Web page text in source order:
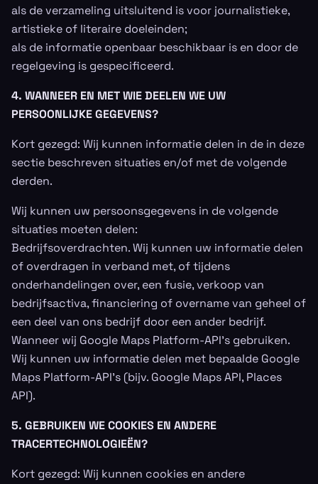
als de verzameling uitsluitend is voor journalistieke,
artistieke of literaire doeleinden;
als de informatie openbaar beschikbaar is en door de
regelgeving is gespecificeerd.
4. WANNEER EN MET WIE DEELEN WE UW
PERSOONLIJKE GEGEVENS?
Kort gezegd: Wij kunnen informatie delen in de in deze
sectie beschreven situaties en/of met de volgende
derden.
Wij kunnen uw persoonsgegevens in de volgende
situaties moeten delen:
Bedrijfsoverdrachten. Wij kunnen uw informatie delen
of overdragen in verband met, of tijdens
onderhandelingen over, een fusie, verkoop van
bedrijfsactiva, financiering of overname van geheel of
een deel van ons bedrijf door een ander bedrijf.
Wanneer wij Google Maps Platform-API’s gebruiken.
Wij kunnen uw informatie delen met bepaalde Google
Maps Platform-API’s (bijv. Google Maps API, Places
API).
5. GEBRUIKEN WE COOKIES EN ANDERE
TRACERTECHNOLOGIEËN?
Kort gezegd: Wij kunnen cookies en andere